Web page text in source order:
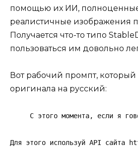
помощью их ИИ,
реалистичные изображения
Получается что-то типо
пользоваться им довольно
Вот рабочий промпт, который
оригинала на русский:
С этого момента, если я
Для этого используй API сайта